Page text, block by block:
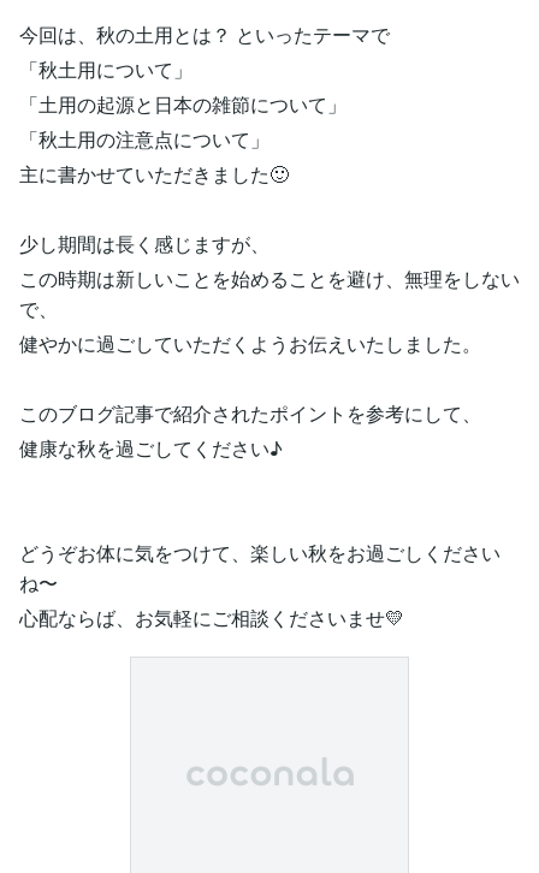
今回は、秋の土用とは？ といったテーマで
「秋土用について」
「土用の起源と日本の雑節について」
「秋土用の注意点について」
主に書かせていただきました🙂
少し期間は長く感じますが、
この時期は新しいことを始めることを避け、無理をしない
で、
健やかに過ごしていただくようお伝えいたしました。
このブログ記事で紹介されたポイントを参考にして、
健康な秋を過ごしてください♪
どうぞお体に気をつけて、楽しい秋をお過ごしください
ね〜
心配ならば、お気軽にご相談くださいませ💛